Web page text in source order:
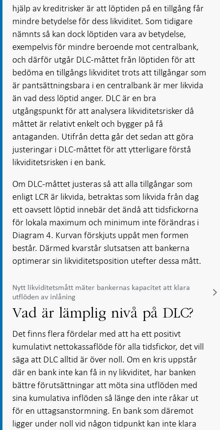
hjälp av kreditrisker är att löptiden på en tillgång får
mindre betydelse för dess likviditet. Som tidigare
nämnts så kan dock löptiden vara av betydelse,
exempelvis för mindre beroende mot centralbank,
och därför utgår DLC-måttet från löptiden för att
bedöma en tillgångs likviditet trots att tillgångar som
är pantsättningsbara i en centralbank är mer likvida
än vad dess löptid anger. DLC är en bra
utgångspunkt för att analysera likviditetsrisker då
måttet är relativt enkelt och bygger på få
antaganden. Utifrån detta går det sedan att göra
justeringar i DLC-måttet för att ytterligare förstå
likviditetsrisken i en bank.
Om DLC-måttet justeras så att alla tillgångar som
enligt LCR är likvida, betraktas som likvida från dag
ett oavsett löptid innebär det ändå att tidsfickorna
för lokala maximum och minimum inte förändras i
Diagram 4. Kurvan förskjuts uppåt men formen
består. Därmed kvarstår slutsatsen att bankerna
optimerar sin likviditetsposition utefter dessa mått.
Nytt likviditetsmått mäter bankernas kapacitet att klara
utflöden av inlåning
Vad är lämplig nivå på DLC?
Det finns flera fördelar med att ha ett positivt
kumulativt nettokassaflöde för alla tidsfickor, det vill
säga att DLC alltid är över noll. Om en kris uppstår
där en bank inte kan få in ny likviditet, har banken
bättre förutsättningar att möta sina utflöden med
sina kumulativa inflöden så länge den inte råkar ut
för en uttagsanstormning. En bank som däremot
ligger under noll vid någon tidpunkt kan inte klara